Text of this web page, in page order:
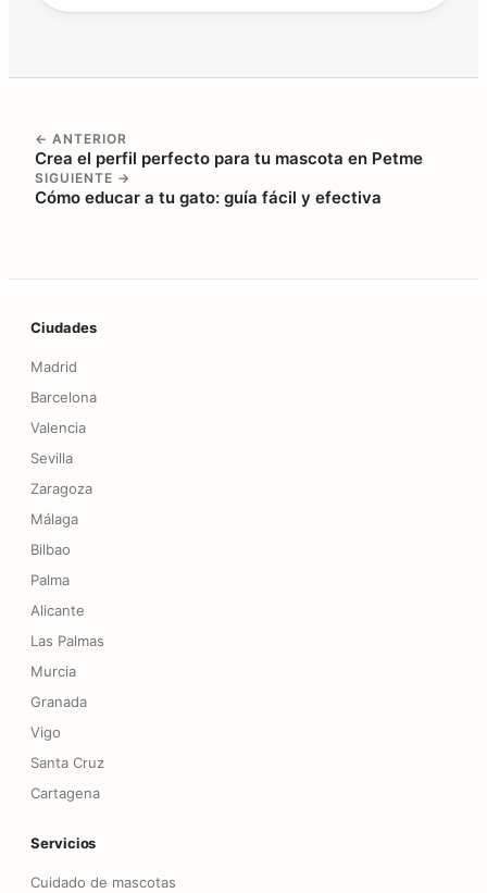
← ANTERIOR
Crea el perfil perfecto para tu mascota en Petme
SIGUIENTE →
Cómo educar a tu gato: guía fácil y efectiva
Pie de página
Ciudades
Madrid
Barcelona
Valencia
Sevilla
Zaragoza
Málaga
Bilbao
Palma
Alicante
Las Palmas
Murcia
Granada
Vigo
Santa Cruz
Cartagena
Servicios
Cuidado de mascotas